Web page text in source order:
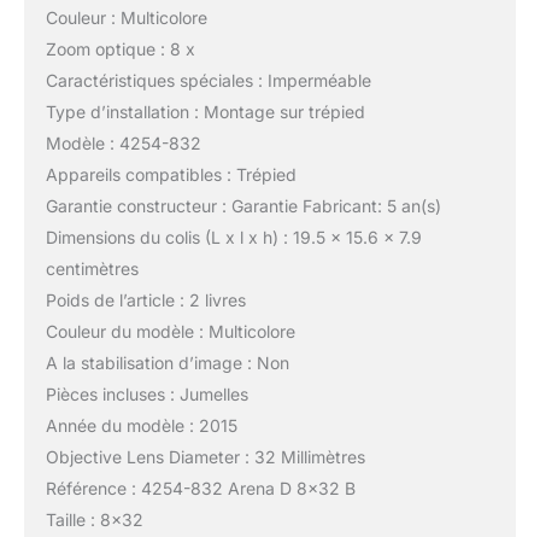
Couleur : Multicolore
Zoom optique : 8 x
Caractéristiques spéciales : Imperméable
Type d’installation : Montage sur trépied
Modèle : 4254-832
Appareils compatibles : Trépied
Garantie constructeur : Garantie Fabricant: 5 an(s)
Dimensions du colis (L x l x h) : 19.5 x 15.6 x 7.9
centimètres
Poids de l’article : 2 livres
Couleur du modèle : Multicolore
A la stabilisation d’image : Non
Pièces incluses : Jumelles
Année du modèle : 2015
Objective Lens Diameter : 32 Millimètres
Référence : 4254-832 Arena D 8×32 B
Taille : 8×32